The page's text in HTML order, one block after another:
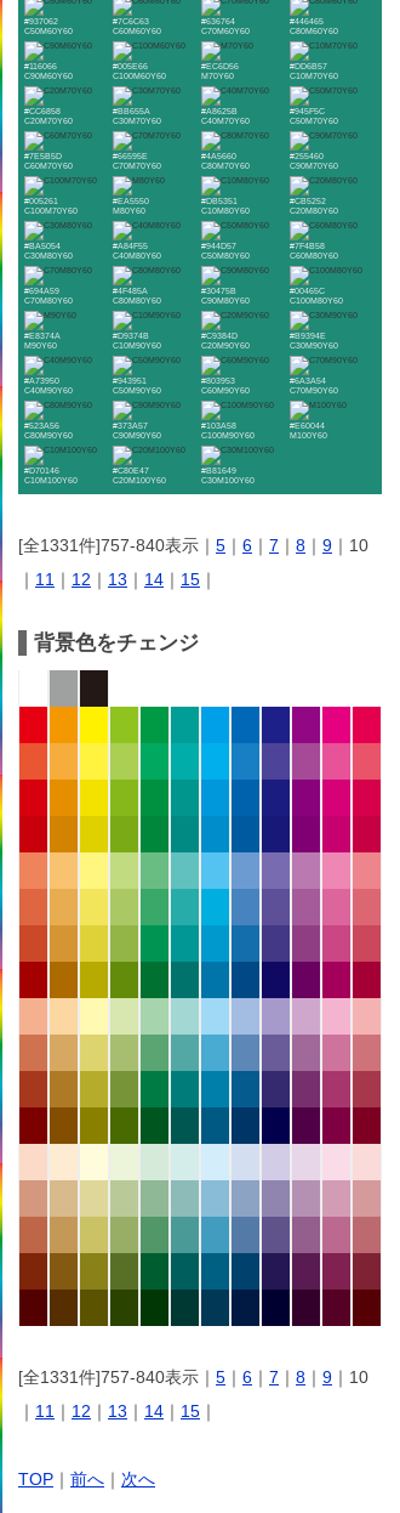
#937062
C50M60Y60
#7C6C63
C60M60Y60
#636764
C70M60Y60
#446465
C80M60Y60
#116066
C90M60Y60
#005E66
C100M60Y60
#EC6D56
M70Y60
#DD6B57
C10M70Y60
#CC6858
C20M70Y60
#BB655A
C30M70Y60
#A8625B
C40M70Y60
#945F5C
C50M70Y60
#7E5B5D
C60M70Y60
#66595E
C70M70Y60
#4A5660
C80M70Y60
#255460
C90M70Y60
#005261
C100M70Y60
#EA5550
M80Y60
#DB5351
C10M80Y60
#CB5252
C20M80Y60
#BA5054
C30M80Y60
#A84F55
C40M80Y60
#944D57
C50M80Y60
#7F4B58
C60M80Y60
#694A59
C70M80Y60
#4F485A
C80M80Y60
#30475B
C90M80Y60
#00465C
C100M80Y60
#E8374A
M90Y60
#D9374B
C10M90Y60
#C9384D
C20M90Y60
#B9394E
C30M90Y60
#A73950
C40M90Y60
#943951
C50M90Y60
#803953
C60M90Y60
#6A3A54
C70M90Y60
#523A56
C80M90Y60
#373A57
C90M90Y60
#103A58
C100M90Y60
#E60044
M100Y60
#D70146
C10M100Y60
#C80E47
C20M100Y60
#B81649
C30M100Y60
[全1331件]757-840表示｜ 5 ｜ 6 ｜ 7 ｜ 8 ｜ 9 ｜10
｜ 11 ｜ 12 ｜ 13 ｜ 14 ｜ 15 ｜
背景色をチェンジ
[全1331件]757-840表示｜ 5 ｜ 6 ｜ 7 ｜ 8 ｜ 9 ｜10
｜ 11 ｜ 12 ｜ 13 ｜ 14 ｜ 15 ｜
TOP ｜ 前へ ｜ 次へ